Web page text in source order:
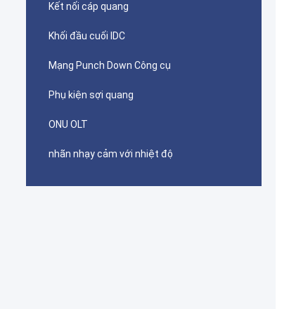
Kết nối cáp quang
Khối đầu cuối IDC
Mạng Punch Down Công cụ
Phụ kiện sợi quang
ONU OLT
nhãn nhạy cảm với nhiệt độ